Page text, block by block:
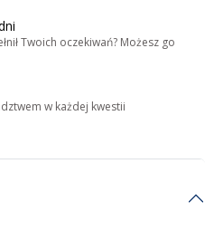
Twoich oczekiwań? Możesz go
w każdej kwestii